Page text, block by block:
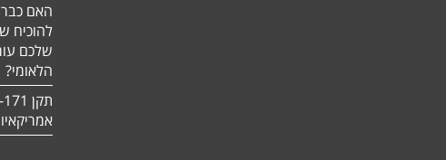
האם כבר
להוכיח
שלכם
הלאומי?